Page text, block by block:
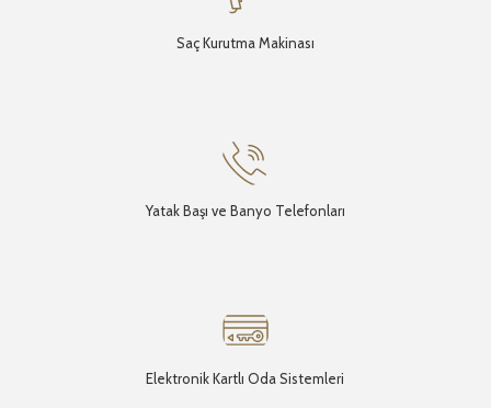
Saç Kurutma Makinası
Yatak Başı ve Banyo Telefonları
Elektronik Kartlı Oda Sistemleri